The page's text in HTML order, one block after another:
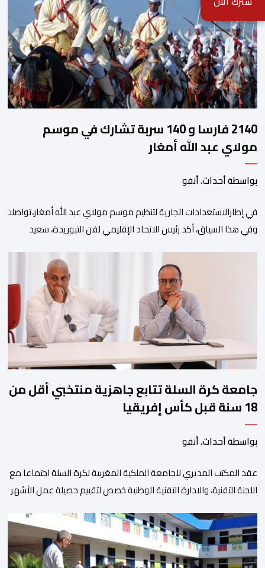
2140 فارسا و 140 سربة تشارك في موسم
مولاي عبد الله أمغار
بواسطة أحداث. أنفو
في إطارالاستعدادات الجارية لتنظيم موسم مولاي عبد الله
وفي هذا السياق، أكد رئيس الاتحاد الإقليمي لفن التبوريدة، سعيد
ولم تخل هذه الدورة من مؤشرات إيجابية على مستوى تنوعالمشاركة،
وتبرز هذه الأرقام الحجم الكبير الذي باتت تعرفه تظاهرةالتبوريدة
ومن المرتقب أن تعرف فعاليات الموسم إقبالا جماهيريا
واسعا،في ظل الشغف الكبير الذي يحظى به فن التبوريدة، باعتبارهأحد
جامعة كرة السلة تتابع جاهزية منتخبي أقل من
18 سنة قبل كأس إفريقيا
بواسطة أحداث. أنفو
عقد المكتب المديري للجامعة الملكية المغربية لكرة السلة اجتماعا مع
اللجنة التقنية، والادارة التقنية الوطنية خصص لتقييم حصيلة عمل الأشهر
المنتخبات الوطنية خلال الفترة الأخيرة. وشهد الاجتماع تقديم عرض
مفصل حول مشاركة المنتخبين الوطنيين لأقل من 18 سنة، إناثا وذكورا،
من طرف اللجنة التقنية التي واكبت كل […]